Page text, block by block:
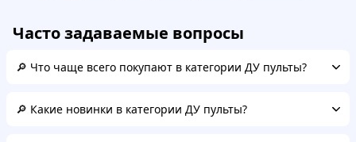
Часто задаваемые вопросы
🔎 Что чаще всего покупают в категории ДУ пульты?
🔎 Какие новинки в категории ДУ пульты?